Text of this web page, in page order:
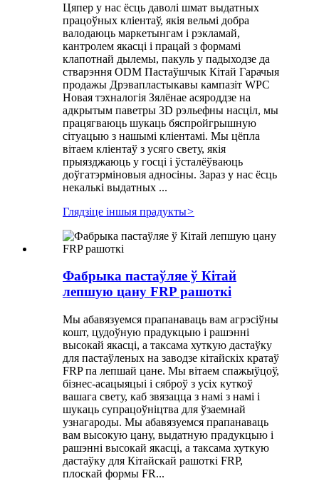
Цяпер у нас ёсць даволі шмат выдатных
працоўных кліентаў, якія вельмі добра
валодаюць маркетынгам і рэкламай,
кантролем якасці і працай з формамі
клапотнай дылемы, пакуль у падыходзе да
стварэння ODM Пастаўшчык Кітай Гарачыя
продажы Дрэвапластыкавы кампазіт WPC
Новая тэхналогія Зялёнае асяроддзе на
адкрытым паветры 3D рэльефны насціл, мы
працягваюць шукаць бяспройгрышную
сітуацыю з нашымі кліентамі. Мы цёпла
вітаем кліентаў з усяго свету, якія
прыязджаюць у госці і ўсталёўваюць
доўгатэрміновыя адносіны. Зараз у нас ёсць
некалькі выдатных ...
Глядзіце іншыя прадукты>
Фабрыка пастаўляе ў Кітай
лепшую цану FRP рашоткі
Мы абавязуемся прапанаваць вам агрэсіўны
кошт, цудоўную прадукцыю і рашэнні
высокай якасці, а таксама хуткую дастаўку
для пастаўленых на заводзе кітайскіх кратаў
FRP па лепшай цане. Мы вітаем спажыўцоў,
бізнес-асацыяцыі і сяброў з усіх куткоў
вашага свету, каб звязацца з намі з намі і
шукаць супрацоўніцтва для ўзаемнай
узнагароды. Мы абавязуемся прапанаваць
вам высокую цану, выдатную прадукцыю і
рашэнні высокай якасці, а таксама хуткую
дастаўку для Кітайскай рашоткі FRP,
плоскай формы FR...